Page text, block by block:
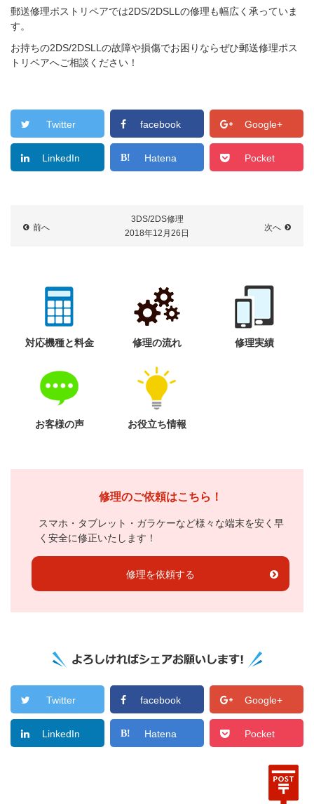
郵送修理ポストリペアでは2DS/2DSLLの修理も幅広く承っていま
す。
お持ちの2DS/2DSLLの故障や損傷でお困りならぜひ郵送修理ポス
トリペアへご相談ください！
Twitter facebook Google+
LinkedIn Hatena Pocket
3DS/2DS修理
2018年12月26日
前へ 次へ
対応機種と料金 修理の流れ 修理実績
お客様の声 お役立ち情報
修理のご依頼はこちら！
スマホ・タブレット・ガラケーなど様々な端末を安く早
く安全に修正いたします！
修理を依頼する
Twitter facebook Google+
LinkedIn Hatena Pocket